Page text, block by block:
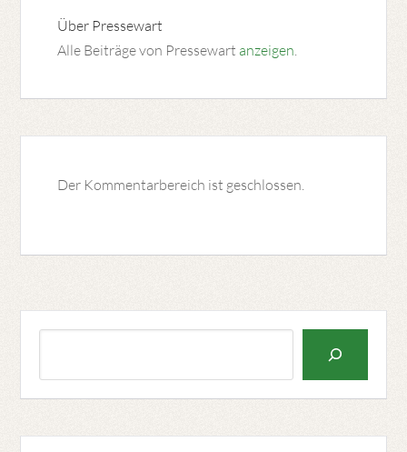
Über Pressewart
Alle Beiträge von Pressewart anzeigen
Der Kommentarbereich ist geschlossen.